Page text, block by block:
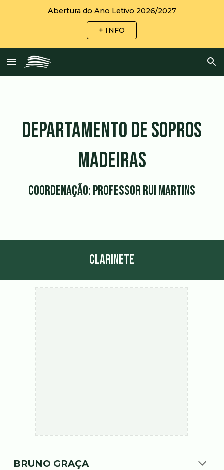
Abertura do Ano Letivo 2026/2027
+ INFO
DEPARTAMENTO DE SOPROS
MADEIRAS
Coordenação: Professor Rui Martins
CLARINETE
BRUNO GRAÇA